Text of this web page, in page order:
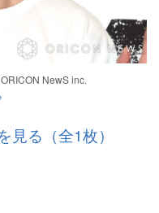
NewS inc.
見る（全1枚）